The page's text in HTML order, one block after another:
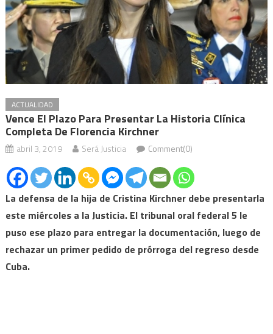
ACTUALIDAD
Vence El Plazo Para Presentar La Historia Clínica
Completa De Florencia Kirchner
abril 3, 2019 Será Justicia Comment(0)
La defensa de la hija de Cristina Kirchner debe presentarla
este miércoles a la Justicia. El tribunal oral federal 5 le
puso ese plazo para entregar la documentación, luego de
rechazar un primer pedido de prórroga del regreso desde
Cuba.